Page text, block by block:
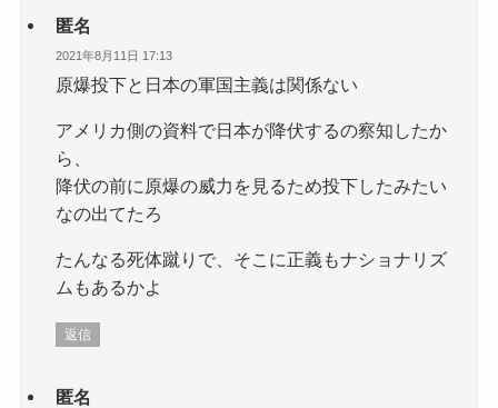
匿名
2021年8月11日 17:13
原爆投下と日本の軍国主義は関係ない
アメリカ側の資料で日本が降伏するの察知したか
ら、
降伏の前に原爆の威力を見るため投下したみたい
なの出てたろ
たんなる死体蹴りで、そこに正義もナショナリズ
ムもあるかよ
返信
匿名